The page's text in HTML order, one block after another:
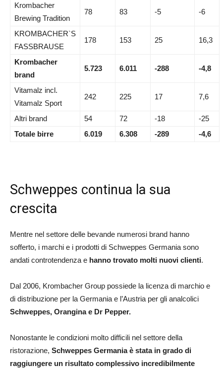
Krombacher
Brewing Tradition
78 83 -5 -6
KROMBACHER`S
FASSBRAUSE
178 153 25 16,3
Krombacher
brand
5.723 6.011 -288 -4,8
Vitamalz incl.
Vitamalz Sport
242 225 17 7,6
Altri brand 54 72 -18
-25
Totale birre
6.019 6.308 -289 -4,6
Schweppes continua la sua
crescita
Mentre nel settore delle bevande numerosi brand hanno
sofferto, i marchi e i prodotti di Schweppes Germania sono
andati controtendenza e hanno trovato molti nuovi clienti.
Dal 2006, Krombacher Group possiede la licenza di marchio e
di distribuzione per la Germania e l’Austria per gli analcolici
Schweppes, Orangina e Dr Pepper.
Nonostante le condizioni molto difficili nel settore della
ristorazione, Schweppes Germania è stata in grado di
raggiungere un risultato complessivo incredibilmente